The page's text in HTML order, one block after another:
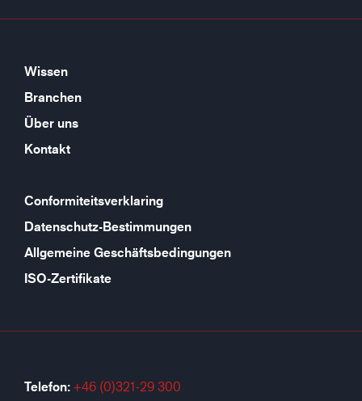
Wissen
Branchen
Über uns
Kontakt
Conformiteitsverklaring
Datenschutz-Bestimmungen
Allgemeine Geschäftsbedingungen
ISO-Zertifikate
Telefon: +46 (0)321-29 300